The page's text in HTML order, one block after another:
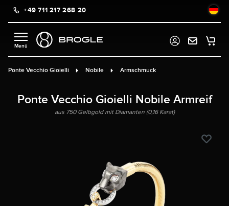
springen
+49 711 217 268 20
Ponte Vecchio Gioielli Nobile Armschmuck
Ponte Vecchio Gioielli Nobile Armreif
aus 750 Gelbgold mit Diamanten (0,16 Karat)